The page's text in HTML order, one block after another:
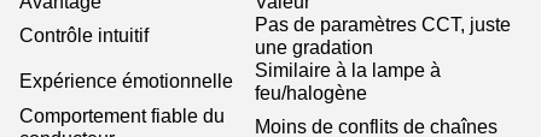
Contrôle intuitif
Pas de paramètres CCT, juste
une gradation
Expérience émotionnelle
Similaire à la lampe à
feu/halogène
Comportement fiable du
Moins de conflits de chaînes